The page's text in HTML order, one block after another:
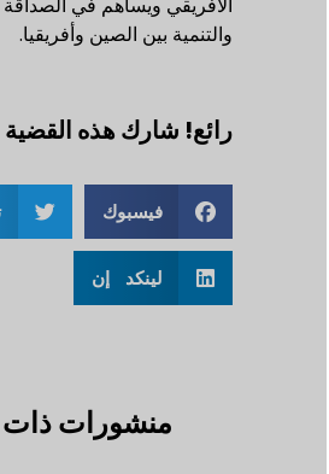
الأفريقي ويساهم في الصداقة
والتنمية بين الصين وأفريقيا.
رائع! شارك هذه القضية
فيسبوك
لينكد إن
منشورات